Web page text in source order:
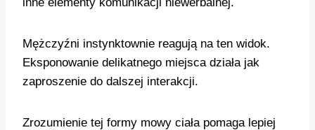
Mężczyźni instynktownie reagują na ten widok.
Eksponowanie delikatnego miejsca działa jak
zaproszenie do dalszej interakcji.
Zrozumienie tej formy mowy ciała pomaga lepiej